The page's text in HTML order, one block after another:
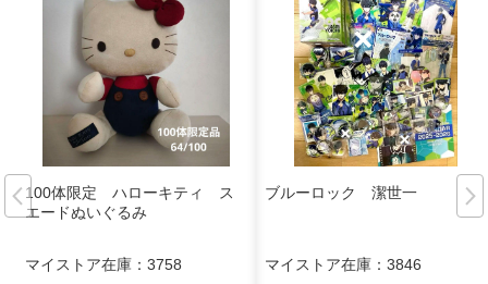
100体限定 ハローキティ ス
エードぬいぐるみ
マイストア在庫： 3758
ブルーロック 潔世一
マイストア在庫： 3846